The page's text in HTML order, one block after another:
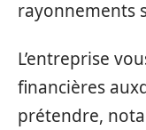
rayonnements
L’entreprise
financières
prétendre,